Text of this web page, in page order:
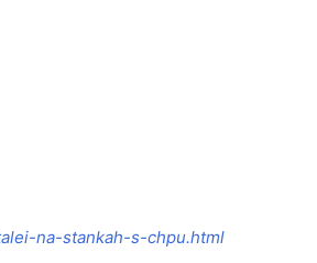
na-stankah-s-chpu.html